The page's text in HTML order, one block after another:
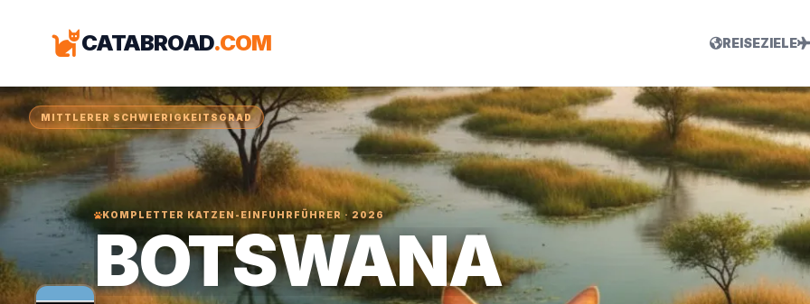
CATABROAD.COM REISEZIELE
MITTLERER SCHWIERIGKEITSGRAD
KOMPLETTER KATZEN-EINFUHRFÜHRER · 2026
BOTSWANA